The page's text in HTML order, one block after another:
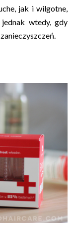
jak i wilgotne,
jednak wtedy, gdy